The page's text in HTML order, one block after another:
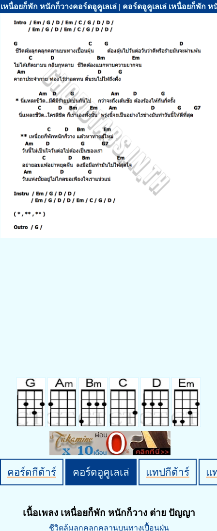
เหนื่อยก็พัก หนักก็วางคอร์ดอูคูเลเล่ | คอร์ดอูคูเลเล่ เหนื่อยก็พัก
คอร์ดกีต้าร์ คอร์ดอูคูเลเล่ แทปกีต้าร์ แ
เนื้อเพลง เหนื่อยก็พัก หนักก็วาง ต่าย ปัญญา
ชีวิตล้มลุกคลุกคลานบนทางเปื้อนฝุ่น